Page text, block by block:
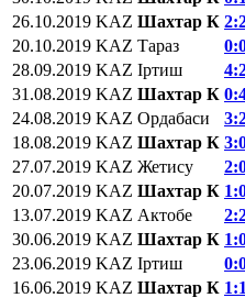
26.10.2019 KAZ Шахтар К
20.10.2019 KAZ Тараз
28.09.2019 KAZ Іртиш
31.08.2019 KAZ Шахтар К
24.08.2019 KAZ Ордабаси
18.08.2019 KAZ Шахтар К
27.07.2019 KAZ Жетису
20.07.2019 KAZ Шахтар К
13.07.2019 KAZ Актобе
30.06.2019 KAZ Шахтар К
23.06.2019 KAZ Іртиш
16.06.2019 KAZ Шахтар К 1:1